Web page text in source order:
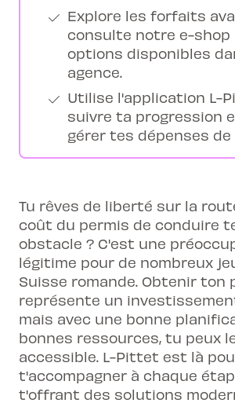
Explore les forfaits
consulte notre e-shop
options disponibles
agence.
Utilise l'application L-
suivre ta progression
gérer tes dépenses
Tu rêves de liberté sur la
coût du permis de conduire
obstacle ? C'est une
légitime pour de nombreux
Suisse romande. Obtenir ton
représente un
mais avec une bonne
bonnes ressources, tu peux
accessible. L-Pittet est là
t'accompagner à chaque
t'offrant des solutions